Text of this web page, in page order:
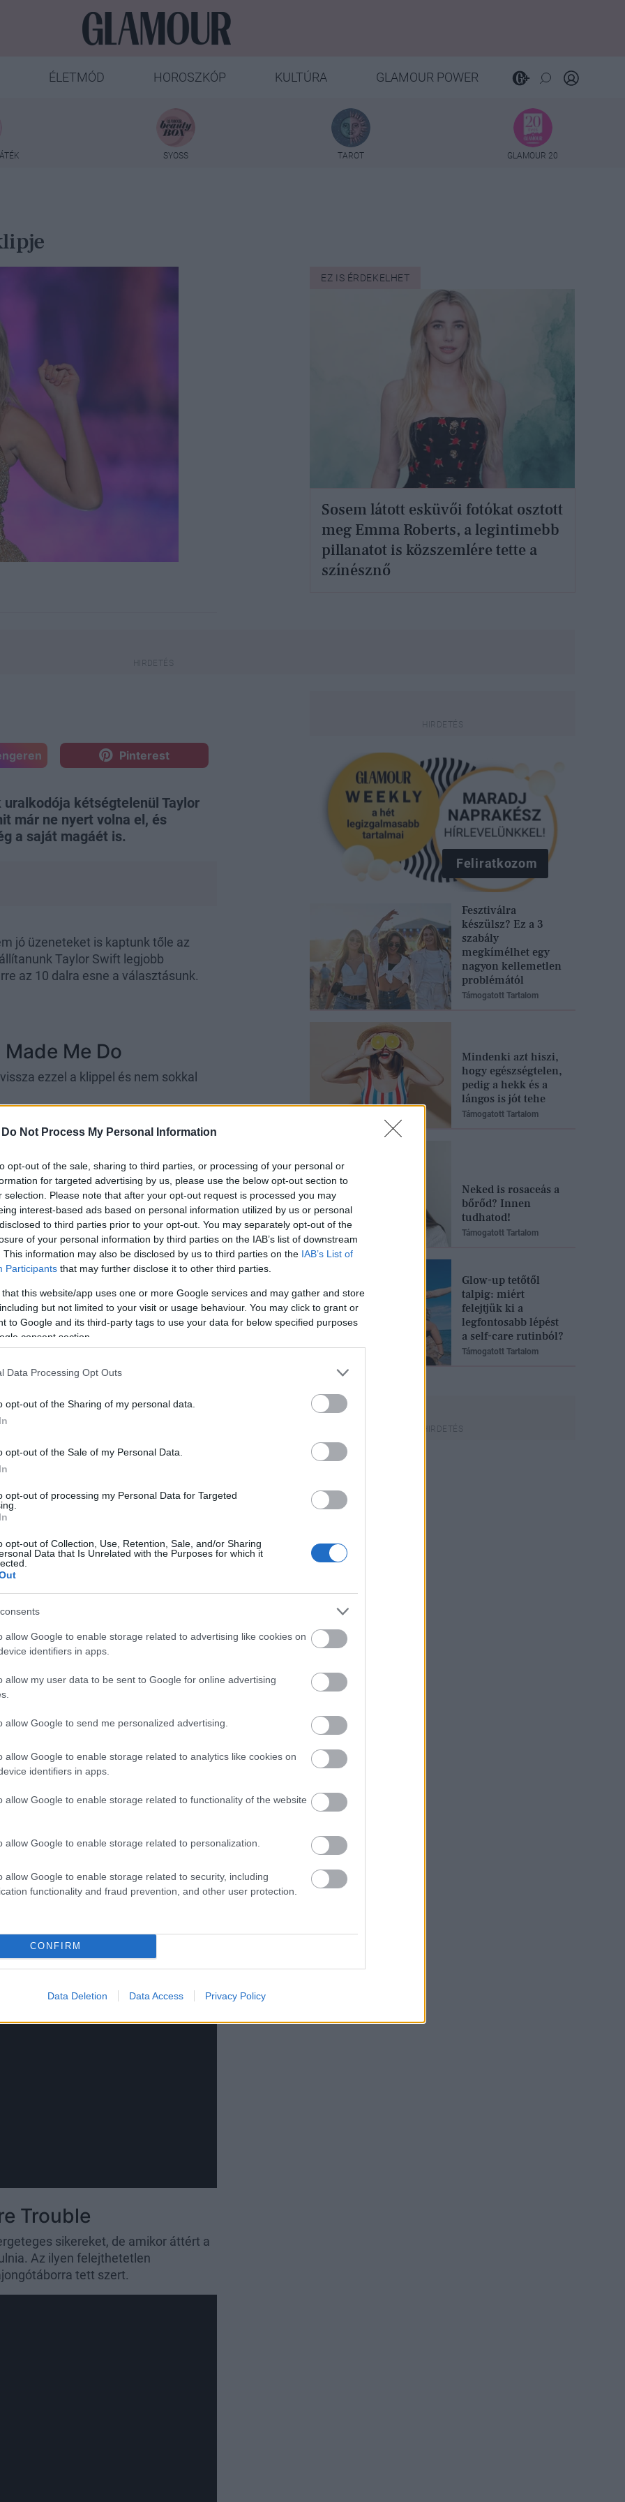
Do Not Process My Personal Information
opt-out of the sale, sharing to third parties, or processing of your personal or
for targeted advertising by us, please use the below opt-out section to
selection. Please note that after your opt-out request is processed you may
interest-based ads based on personal information utilized by us or personal
to third parties prior to your opt-out. You may separately opt-out of the
of your personal information by third parties on the IAB’s list of downstream
This information may also be disclosed by us to third parties on the IAB’s List of
Participants that may further disclose it to other third parties.
that this website/app uses one or more Google services and may gather and store
but not limited to your visit or usage behaviour. You may click to grant or
to Google and its third-party tags to use your data for below specified purposes
consent section.
Data Processing Opt Outs
opt-out of the Sharing of my personal data.
opt-out of the Sale of my Personal Data.
opt-out of processing my Personal Data for Targeted
opt-out of Collection, Use, Retention, Sale, and/or Sharing
Data that Is Unrelated with the Purposes for which it
allow Google to enable storage related to advertising like cookies on
identifiers in apps.
allow my user data to be sent to Google for online advertising
allow Google to send me personalized advertising.
allow Google to enable storage related to analytics like cookies on
identifiers in apps.
allow Google to enable storage related to functionality of the website
allow Google to enable storage related to personalization.
allow Google to enable storage related to security, including
functionality and fraud prevention, and other user protection.
CONFIRM
Data Deletion Data Access Privacy Policy
ÉLETMÓD HOROSZKÓP KULTÚRA GLAMOUR POWER
SYOSS TAROT GLAMOUR 20
EZ IS ÉRDEKELHET
Sosem látott esküvői fotókat osztott
meg Emma Roberts, a legintimebb
pillanatot is közszemlére tette a
színésznő
Pinterest
kétségtelenül Taylor
már ne nyert volna el, és
a saját magáét is.
jó üzeneteket is kaptunk tőle az
Taylor Swift legjobb
az 10 dalra esne a választásunk.
Me Do
ezzel a klippel és nem sokkal
ez a szám? A klipje sem
fiút!
nem hagyja, hogy senki sem
fülbemászó dallam!
Trouble
sikereket, de amikor áttért a
Az ilyen felejthetetlen
tett szert.
Feliratkozom
Fesztiválra
készülsz? Ez a 3
szabály
megkímélhet egy
nagyon kellemetlen
problémától
Támogatott Tartalom
Mindenki azt hiszi,
hogy egészségtelen,
pedig a hekk és a
lángos is jót tehe
Támogatott Tartalom
Neked is rosaceás a
bőrőd? Innen
tudhatod!
Támogatott Tartalom
Glow-up tetőtől
talpig: miért
felejtjük ki a
legfontosabb lépést
a self-care rutinból?
Támogatott Tartalom